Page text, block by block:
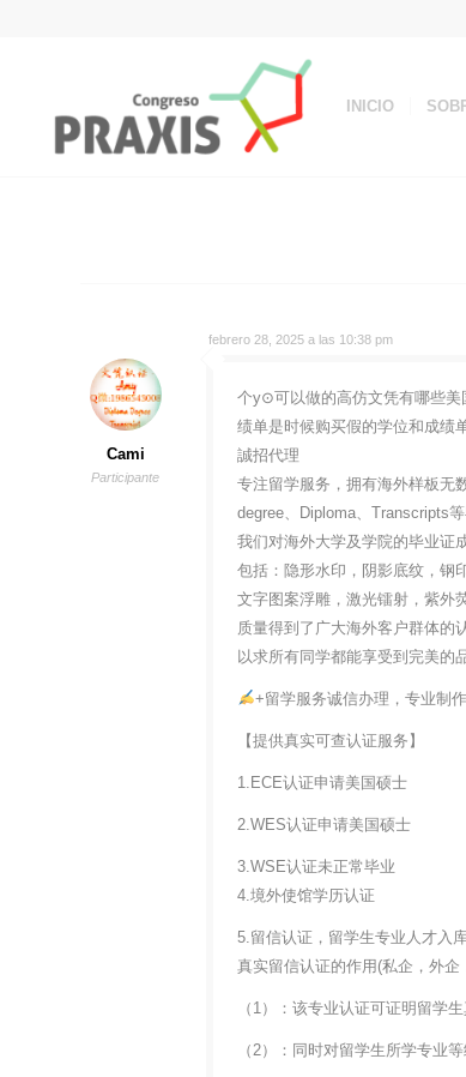
INICIO
febrero 28, 2025 a las 10:38 pm
Cami
Participante
个y⊙可以做的高仿文凭有哪些美
绩单是时候购买假的学位和成绩
誠招代理
专注留学服务，拥有海外样板无
degree、Diploma、Transcripts
我们对海外大学及学院的毕业证
包括：隐形水印，阴影底纹，钢
文字图案浮雕，激光镭射，紫外
质量得到了广大海外客户群体的
以求所有同学都能享受到完美的
+留学服务诚信办理，专业制
【提供真实可查认证服务】
1.ECE认证申请美国硕士
2.WES认证申请美国硕士
3.WSE认证未正常毕业
4.境外使馆学历认证
5.留信认证，留学生专业人才入
真实留信认证的作用(私企，外企
（1）：该专业认证可证明留学
（2）：同时对留学生所学专业